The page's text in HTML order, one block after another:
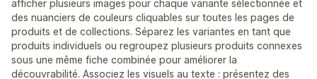
afficher plusieurs images pour chaque variante sélectionnée et
des nuanciers de couleurs cliquables sur toutes les pages de
produits et de collections. Séparez les variantes en tant que
produits individuels ou regroupez plusieurs produits connexes
sous une même fiche combinée pour améliorer la
découvrabilité. Associez les visuels au texte : présentez des